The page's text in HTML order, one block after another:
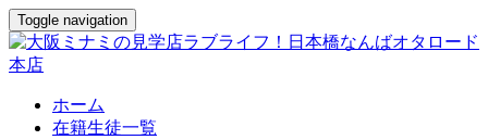
Toggle navigation
ホーム
在籍生徒一覧